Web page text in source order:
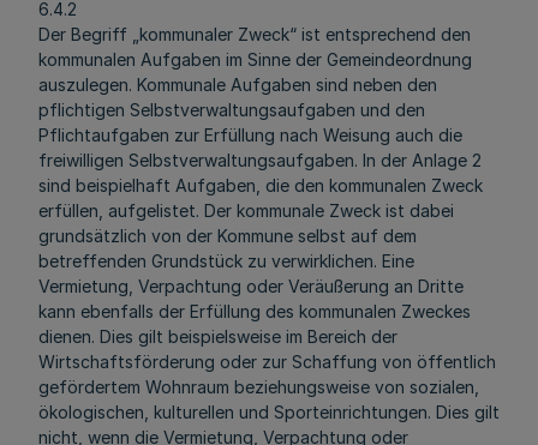
6.4.2
Der Begriff „kommunaler Zweck“ ist entsprechend den
kommunalen Aufgaben im Sinne der Gemeindeordnung
auszulegen. Kommunale Aufgaben sind neben den
pflichtigen Selbstverwaltungsaufgaben und den
Pflichtaufgaben zur Erfüllung nach Weisung auch die
freiwilligen Selbstverwaltungsaufgaben. In der Anlage 2
sind beispielhaft Aufgaben, die den kommunalen Zweck
erfüllen, aufgelistet. Der kommunale Zweck ist dabei
grundsätzlich von der Kommune selbst auf dem
betreffenden Grundstück zu verwirklichen. Eine
Vermietung, Verpachtung oder Veräußerung an Dritte
kann ebenfalls der Erfüllung des kommunalen Zweckes
dienen. Dies gilt beispielsweise im Bereich der
Wirtschaftsförderung oder zur Schaffung von öffentlich
gefördertem Wohnraum beziehungsweise von sozialen,
ökologischen, kulturellen und Sporteinrichtungen. Dies gilt
nicht, wenn die Vermietung, Verpachtung oder